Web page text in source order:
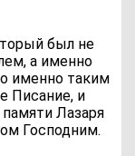
был не
а именно
именно таким
Писание, и
Лазаря
Господним.